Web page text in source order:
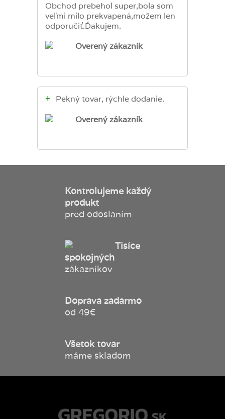
Obchod prebehol super,bola som
veľmi milo prekvapená,možem len
odporučiť.Ďakujem.
Overený zákazník
+ Pekný tovar, rýchle dodanie.
Overený zákazník
Kontrolujeme každý
produkt
pred odoslaním
Tisíce
spokojných
zákazníkov
Doprava zadarmo
od 49€
Všetok tovar
máme skladom